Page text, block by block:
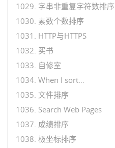
1029. 字串非重复字符数排序
1030. 素数个数排序
1031. HTTP与HTTPS
1032. 买书
1033. 自修室
1034. When I sort…
1035. 文件排序
1036. Search Web Pages
1037. 成绩排序
1038. 极坐标排序